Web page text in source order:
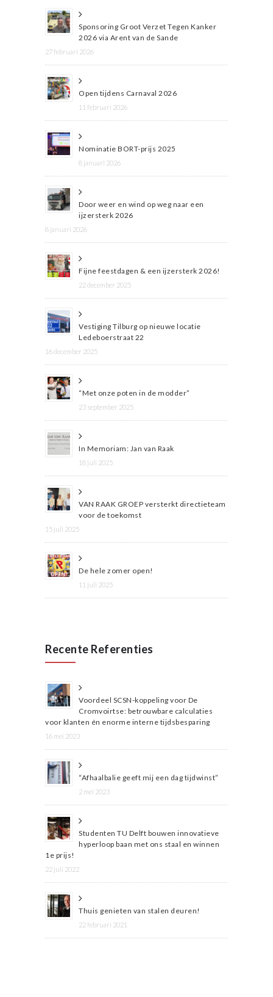
Sponsoring Groot Verzet Tegen Kanker
2026 via Arent van de Sande
27 februari 2026
Open tijdens Carnaval 2026
11 februari 2026
Nominatie BORT-prijs 2025
8 januari 2026
Door weer en wind op weg naar een
ijzersterk 2026
8 januari 2026
Fijne feestdagen & een ijzersterk 2026!
22 december 2025
Vestiging Tilburg op nieuwe locatie
Ledeboerstraat 22
16 december 2025
“Met onze poten in de modder”
23 september 2025
In Memoriam: Jan van Raak
18 juli 2025
VAN RAAK GROEP versterkt directieteam
voor de toekomst
15 juli 2025
De hele zomer open!
11 juli 2025
Recente Referenties
Voordeel SCSN-koppeling voor De
Cromvoirtse: betrouwbare calculaties
voor klanten én enorme interne tijdsbesparing
16 mei 2023
“Afhaalbalie geeft mij een dag tijdwinst”
2 mei 2023
Studenten TU Delft bouwen innovatieve
hyperloop baan met ons staal en winnen
1e prijs!
22 juli 2022
Thuis genieten van stalen deuren!
22 februari 2021